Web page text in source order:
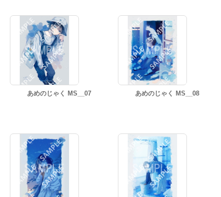
あめのじゃく MS__07 あめのじゃく MS__08